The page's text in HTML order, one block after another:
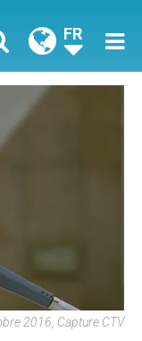
FR
2016, Capture CTV